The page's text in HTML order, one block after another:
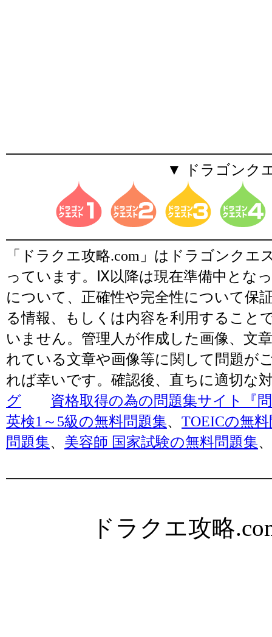
▼ ドラゴンク
「ドラクエ攻略.com」はドラゴンク
っています。Ⅸ以降は現在準備中とな
について、正確性や完全性について保
る情報、もしくは内容を利用すること
いません。管理人が作成した画像、文
れている文章や画像等に関して問題が
れば幸いです。確認後、直ちに適切な
グ
資格取得の為の問題集サイト『
英検1～5級の無料問題集、 TOEICの無
問題集、 美容師 国家試験の無料問題集、
ドラクエ攻略